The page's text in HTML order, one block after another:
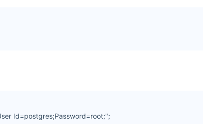
Id=postgres;Password=root;";